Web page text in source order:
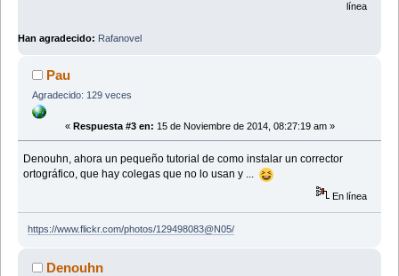
línea
Han agradecido: Rafanovel
Pau
Agradecido: 129 veces
« Respuesta #3 en: 15 de Noviembre de 2014, 08:27:19 am »
Denouhn, ahora un pequeño tutorial de como instalar un corrector
ortográfico, que hay colegas que no lo usan y ...
En línea
https://www.flickr.com/photos/129498083@N05/
Denouhn